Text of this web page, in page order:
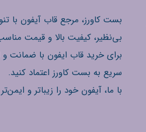
بست کاورز، مرجع قاب آیفون با
بی‌نظیر، کیفیت بالا و قیمت
برای خرید قاب ایفون با ضمانت و
سریع به بست کاورز اعتماد کنید.
با ما، آیفون خود را زیباتر و